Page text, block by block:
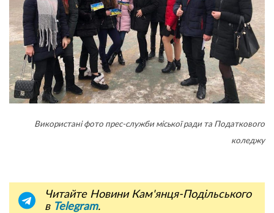
Використані фото прес-служби міської ради та Податкового
коледжу
Читайте Новини Кам'янця-Подільського
в Telegram.